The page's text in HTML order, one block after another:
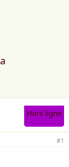
Hors ligne
#1